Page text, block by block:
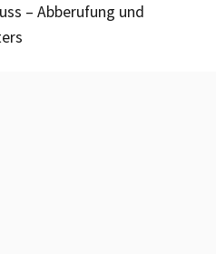
– Abberufung und